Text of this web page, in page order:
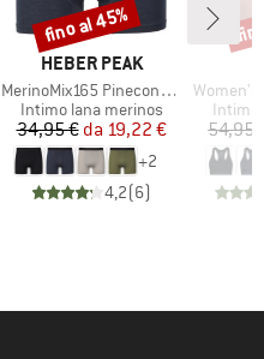
MARCHIO
HEBER PEAK
Articolo
MerinoMix165 PineconeHe. Boxer
Gruppo di prodotti
Intimo lana merinos
Prezzo
34,95 € Prezzo ridotto
da 19,22 €
+2
4,2(6)
Sconto
fino al 45%
Articolo
Women's
Intimo
54,95